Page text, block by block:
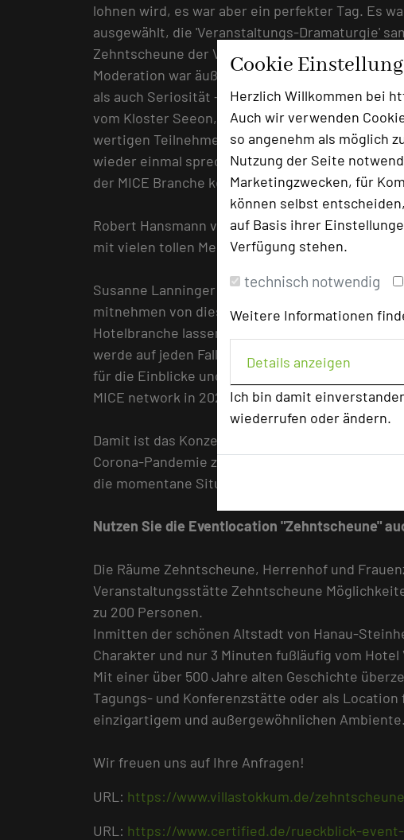
Cookie
Herzlich Willkommen bei
Auch wir verwenden
so angenehm als möglich
Nutzung der Seite
Marketingzwecken, für
können selbst
auf Basis ihrer
Verfügung stehen.
technisch notwendig
Weitere Informationen
Details anzeigen
Ich bin damit
wiederrufen oder ändern.
lohnen wird, es war aber ein perfekter Tag. Es
ausgewählt, die 'Veranstaltungs-Dramaturgie'
Zehntscheune der Villa Stokkum ist nicht zu
Moderation war äußerst kurzweilig mit genau
als auch Seriosität – das habt Ihr sehr gut
vom Kloster Seeon, um noch nachzulegen: „Ich
wertigen Teilnehmerkreis gefreut und war
wieder einmal sprechen zu können – aber auch
der MICE Branche kennenzulernen.“
Robert Hansmann von upstair events attestiert:
mit vielen tollen Menschen und relevanten
Susanne Lanninger von der R + V Versicherung
mitnehmen von dieser Veranstaltung. Viele
Hotelbranche lassen sich auch 1:1 in andere
werde auf jeden Fall in meinem Unternehmen
für die Einblicke und Ausblicke sowie neuen
MICE network in 2025.“
Damit ist das Konzept aufgegangen, nicht nur
Corona-Pandemie zu benennen, sondern auch
die momentane Situation bei den Firmen zu
Nutzen Sie die Eventlocation "Zehntscheune"
Die Räume Zehntscheune, Herrenhof und
Veranstaltungsstätte Zehntscheune
zu 200 Personen.
Inmitten der schönen Altstadt von Hanau-
Charakter und nur 3 Minuten fußläufig vom
Mit einer über 500 Jahre alten Geschichte
Tagungs- und Konferenzstätte oder als
einzigartigem und außergewöhnlichen Ambiente.
Wir freuen uns auf Ihre Anfragen!
URL: https://www.villastokkum.de/
URL: https://www.certified.de/rueckblick-